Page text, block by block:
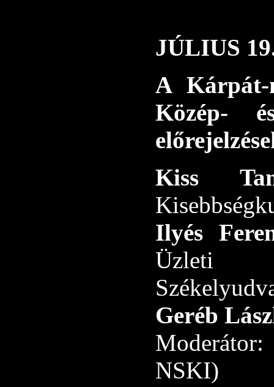
JÚLIUS
A Kárpát-
Közép-
Kiss
Ilyés
Üzleti
Geréb
NSKI)